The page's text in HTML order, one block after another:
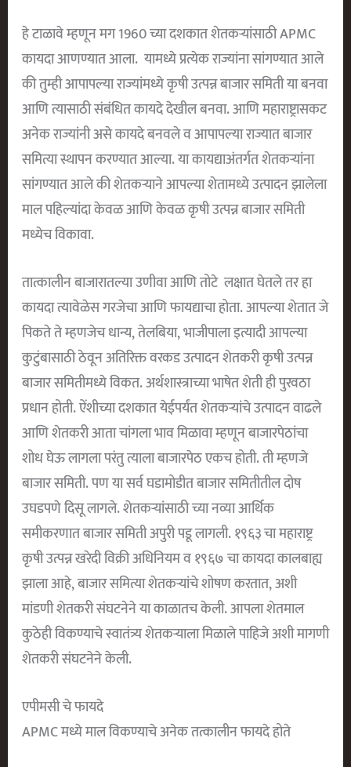
हे टाळावे म्हणून मग 1960 च्या दशकात शेतकऱ्यांसाठी APMC
कायदा आणण्यात आला. यामध्ये प्रत्येक राज्यांना सांगण्यात आले
की तुम्ही आपापल्या राज्यांमध्ये कृषी उत्पन्न बाजार समिती या बनवा
आणि त्यासाठी संबंधित कायदे देखील बनवा. आणि महाराष्ट्रासकट
अनेक राज्यांनी असे कायदे बनवले व आपापल्या राज्यात बाजार
समित्या स्थापन करण्यात आल्या. या कायद्याअंतर्गत शेतकऱ्यांना
सांगण्यात आले की शेतकऱ्याने आपल्या शेतामध्ये उत्पादन झालेला
माल पहिल्यांदा केवळ आणि केवळ कृषी उत्पन्न बाजार समिती
मध्येच विकावा.
तात्कालीन बाजारातल्या उणीवा आणि तोटे लक्षात घेतले तर हा
कायदा त्यावेळेस गरजेचा आणि फायद्याचा होता. आपल्या शेतात जे
पिकते ते म्हणजेच धान्य, तेलबिया, भाजीपाला इत्यादी आपल्या
कुटुंबासाठी ठेवून अतिरिक्त वरकड उत्पादन शेतकरी कृषी उत्पन्न
बाजार समितीमध्ये विकत. अर्थशास्त्राच्या भाषेत शेती ही पुरवठा
प्रधान होती. ऐंशीच्या दशकात येईपर्यंत शेतकऱ्यांचे उत्पादन वाढले
आणि शेतकरी आता चांगला भाव मिळावा म्हणून बाजारपेठांचा
शोध घेऊ लागला परंतु त्याला बाजारपेठ एकच होती. ती म्हणजे
बाजार समिती. पण या सर्व घडामोडीत बाजार समितीतील दोष
उघडपणे दिसू लागले. शेतकऱ्यांसाठी च्या नव्या आर्थिक
समीकरणात बाजार समिती अपुरी पडू लागली. १९६३ चा महाराष्ट्र
कृषी उत्पन्न खरेदी विक्री अधिनियम व १९६७ चा कायदा कालबाह्य
झाला आहे, बाजार समित्या शेतकर्‍यांचे शोषण करतात, अशी
मांडणी शेतकरी संघटनेने या काळातच केली. आपला शेतमाल
कुठेही विकण्याचे स्वातंत्र्य शेतकर्‍याला मिळाले पाहिजे अशी मागणी
शेतकरी संघटनेने केली.
एपीमसी चे फायदे
APMC मध्ये माल विकण्याचे अनेक तत्कालीन फायदे होते